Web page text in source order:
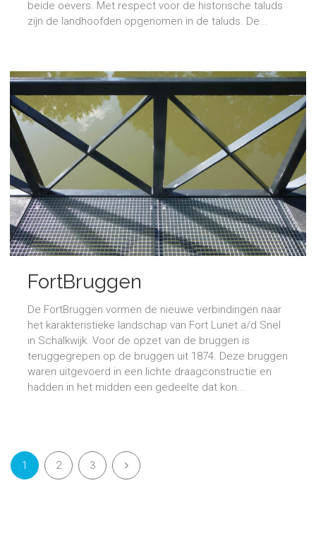
beide oevers. Met respect voor de historische taluds
zijn de landhoofden opgenomen in de taluds. De...
FortBruggen
De FortBruggen vormen de nieuwe verbindingen naar
het karakteristieke landschap van Fort Lunet a/d Snel
in Schalkwijk. Voor de opzet van de bruggen is
teruggegrepen op de bruggen uit 1874. Deze bruggen
waren uitgevoerd in een lichte draagconstructie en
hadden in het midden een gedeelte dat kon...
1 2 3